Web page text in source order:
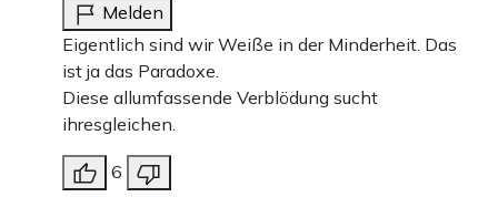
Melden
Eigentlich sind wir Weiße in der Minderheit. Das
ist ja das Paradoxe.
Diese allumfassende Verblödung sucht
ihresgleichen.
6